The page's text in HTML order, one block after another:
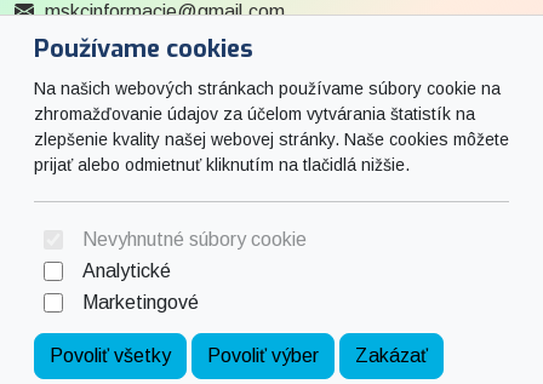
Používame cookies
Na našich webových stránkach používame súbory cookie na
zhromažďovanie údajov za účelom vytvárania štatistík na
zlepšenie kvality našej webovej stránky. Naše cookies môžete
prijať alebo odmietnuť kliknutím na tlačidlá nižšie.
Nevyhnutné súbory cookie
Analytické
Marketingové
Povoliť všetky Povoliť výber Zakázať
mskcinformacie@gmail.com
0915 727 244
Social
Facebook
Hosting: - Web: